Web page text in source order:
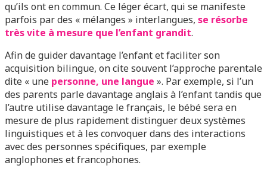
qu’ils ont en commun. Ce léger écart, qui se manifeste
parfois par des « mélanges » interlangues, se résorbe
très vite à mesure que l’enfant grandit.
Afin de guider davantage l’enfant et faciliter son
acquisition bilingue, on cite souvent l’approche parentale
dite « une personne, une langue ». Par exemple, si l’un
des parents parle davantage anglais à l’enfant tandis que
l’autre utilise davantage le français, le bébé sera en
mesure de plus rapidement distinguer deux systèmes
linguistiques et à les convoquer dans des interactions
avec des personnes spécifiques, par exemple
anglophones et francophones.